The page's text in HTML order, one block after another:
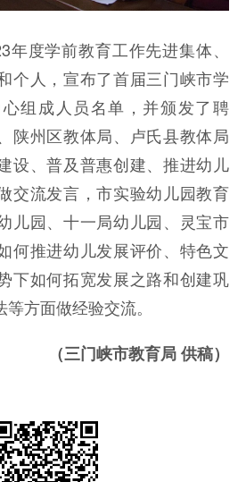
年度学前教育工作先进集体、
个人，宣布了首届三门峡市学
组成人员名单，并颁发了聘
陕州区教体局、卢氏县教体局
设、普及普惠创建、推进幼儿
交流发言，市实验幼儿园教育
儿园、十一局幼儿园、灵宝市
何推进幼儿发展评价、特色文
下如何拓宽发展之路和创建巩
方面做经验交流。
（三门峡市教育局 供稿）